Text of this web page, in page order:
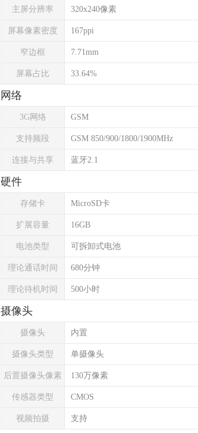
主屏分辨率 320x240像素
屏幕像素密度 167ppi
窄边框 7.71mm
屏幕占比 33.64%
网络
3G网络 GSM
支持频段 GSM 850/900/1800/1900MHz
连接与共享 蓝牙2.1
硬件
存储卡 MicroSD卡
扩展容量 16GB
电池类型 可拆卸式电池
理论通话时间 680分钟
理论待机时间 500小时
摄像头
摄像头 内置
摄像头类型 单摄像头
后置摄像头像素 130万像素
传感器类型 CMOS
视频拍摄 支持